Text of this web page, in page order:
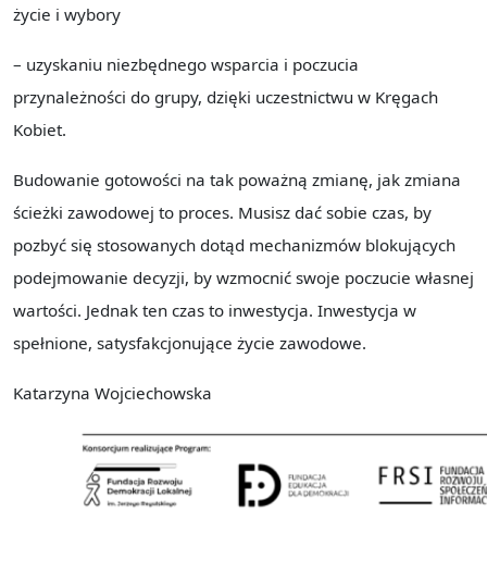
życie i wybory
– uzyskaniu niezbędnego wsparcia i poczucia
przynależności do grupy, dzięki uczestnictwu w Kręgach
Kobiet.
Budowanie gotowości na tak poważną zmianę, jak zmiana
ścieżki zawodowej to proces. Musisz dać sobie czas, by
pozbyć się stosowanych dotąd mechanizmów blokujących
podejmowanie decyzji, by wzmocnić swoje poczucie własnej
wartości. Jednak ten czas to inwestycja. Inwestycja w
spełnione, satysfakcjonujące życie zawodowe.
Katarzyna Wojciechowska